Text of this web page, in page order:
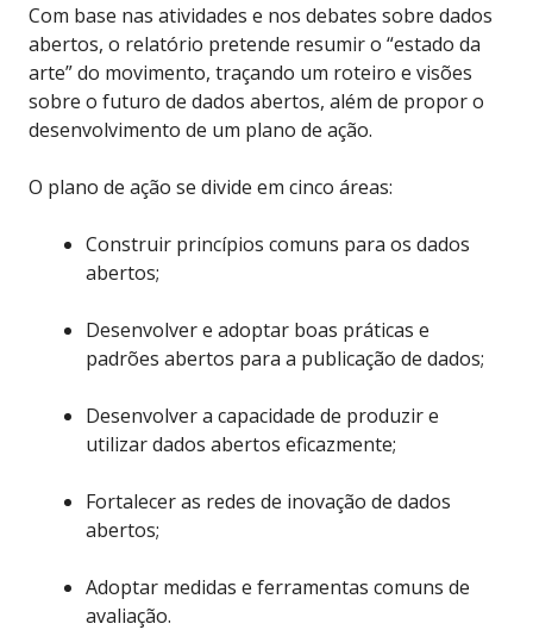
Com base nas atividades e nos debates sobre dados
abertos, o relatório pretende resumir o “estado da
arte” do movimento, traçando um roteiro e visões
sobre o futuro de dados abertos, além de propor o
desenvolvimento de um plano de ação.
O plano de ação se divide em cinco áreas:
Construir princípios comuns para os dados
abertos;
Desenvolver e adoptar boas práticas e
padrões abertos para a publicação de dados;
Desenvolver a capacidade de produzir e
utilizar dados abertos eficazmente;
Fortalecer as redes de inovação de dados
abertos;
Adoptar medidas e ferramentas comuns de
avaliação.